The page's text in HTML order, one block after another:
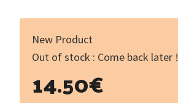
New Product
Out of stock : Come back later !
14.50€